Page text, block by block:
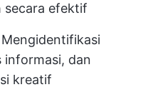
secara efektif
Mengidentifikasi
informasi, dan
kreatif